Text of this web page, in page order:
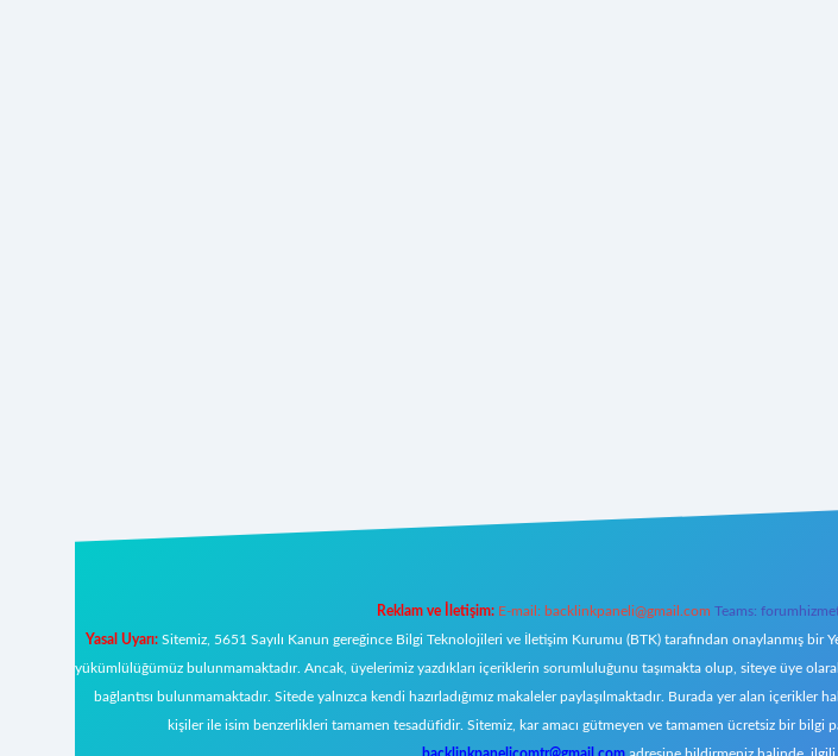
Reklam ve İletişim: E-mail: backlinkpaneli@gmail.com Teams:
Yasal Uyarı:Sitemiz, 5651 Sayılı Kanun gereğince Bilgi Teknolojileri ve İletişim Kurumu (BTK) tarafından onaylanmış
yükümlülüğümüz bulunmamaktadır. Ancak, üyelerimiz yazdıkları içeriklerin sorumluluğunu taşımakta olup, siteye üye
bağlantısı bulunmamaktadır. Sitede yalnızca kendi hazırladığımız makaleler paylaşılmaktadır. Burada yer alan
kişiler ile isim benzerlikleri tamamen tesadüfidir. Sitemiz, kar amacı gütmeyen ve tamamen ücretsiz bir